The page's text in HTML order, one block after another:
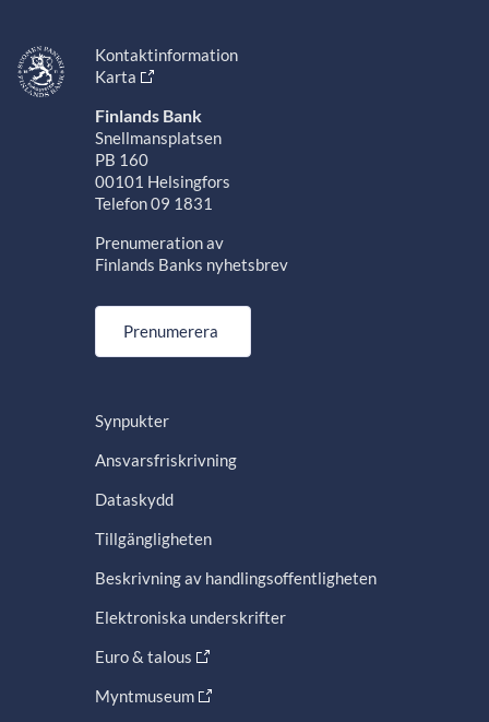
Kontaktinformation
Karta
Finlands Bank
Snellmansplatsen
PB 160
00101 Helsingfors
Telefon 09 1831
Prenumeration av
Finlands Banks nyhetsbrev
Prenumerera
Synpukter
Ansvarsfriskrivning
Dataskydd
Tillgängligheten
Beskrivning av handlingsoffentligheten
Elektroniska underskrifter
Euro & talous
Myntmuseum